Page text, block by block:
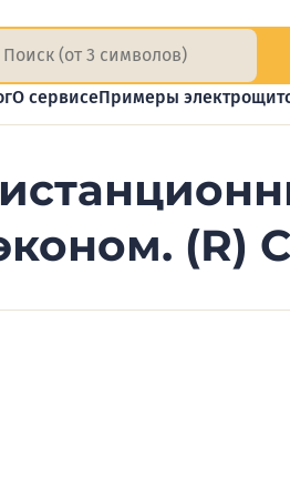
О сервисеПримеры
(R)